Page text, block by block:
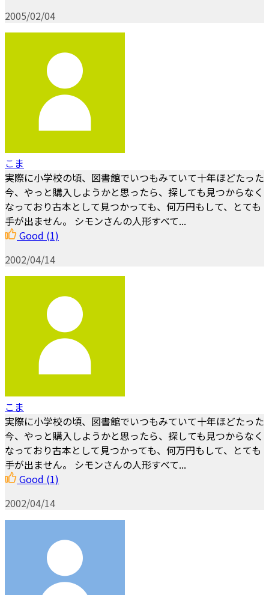
2005/02/04
こま
実際に小学校の頃、図書館でいつもみていて十年ほどたった
今、やっと購入しようかと思ったら、探しても見つからなく
なっており古本として見つかっても、何万円もして、とても
手が出ません。 シモンさんの人形すべて...
Good (1)
2002/04/14
こま
実際に小学校の頃、図書館でいつもみていて十年ほどたった
今、やっと購入しようかと思ったら、探しても見つからなく
なっており古本として見つかっても、何万円もして、とても
手が出ません。 シモンさんの人形すべて...
Good (1)
2002/04/14